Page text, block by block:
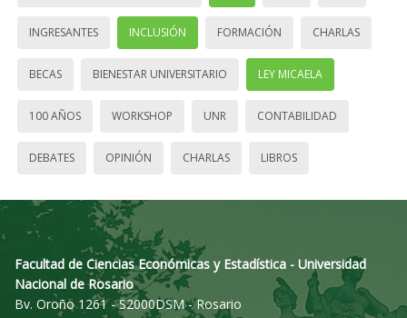
INGRESANTES INCLUSIÓN FORMACIÓN CHARLAS
BECAS BIENESTAR UNIVERSITARIO LEY MICAELA
100 AÑOS WORKSHOP UNR CONTABILIDAD
DEBATES OPINIÓN CHARLAS LIBROS
Facultad de Ciencias Económicas y Estadística - Universidad
Nacional de Rosario
Bv. Oroño 1261 - S2000DSM - Rosario